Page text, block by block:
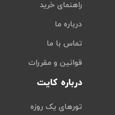
راهنمای خرید
درباره ما
تماس با ما
قوانین و مقررات
درباره کایت
تورهای یک روزه